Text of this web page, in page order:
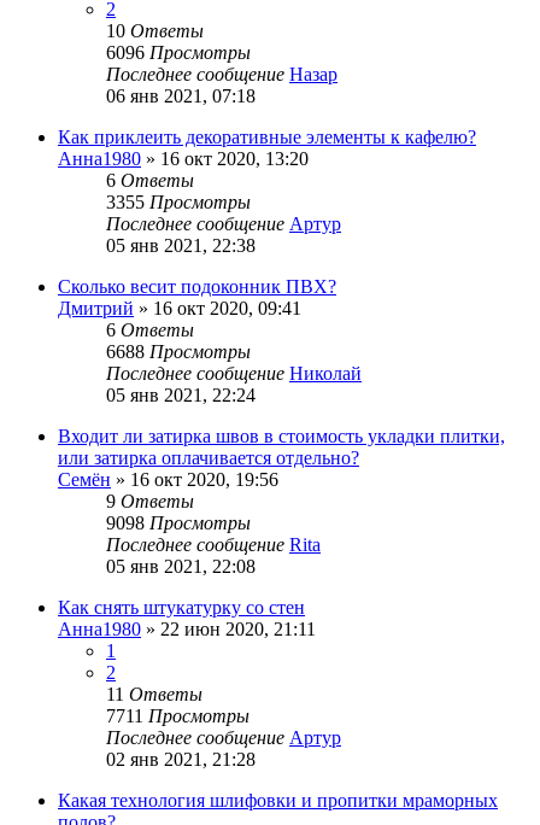
2
10 Ответы
6096 Просмотры
Последнее сообщение Назар
06 янв 2021, 07:18
Как приклеить декоративные элементы к кафелю?
Анна1980 » 16 окт 2020, 13:20
6 Ответы
3355 Просмотры
Последнее сообщение Артур
05 янв 2021, 22:38
Сколько весит подоконник ПВХ?
Дмитрий » 16 окт 2020, 09:41
6 Ответы
6688 Просмотры
Последнее сообщение Николай
05 янв 2021, 22:24
Входит ли затирка швов в стоимость укладки плитки,
или затирка оплачивается отдельно?
Семён » 16 окт 2020, 19:56
9 Ответы
9098 Просмотры
Последнее сообщение Rita
05 янв 2021, 22:08
Как снять штукатурку со стен
Анна1980 » 22 июн 2020, 21:11
1
2
11 Ответы
7711 Просмотры
Последнее сообщение Артур
02 янв 2021, 21:28
Какая технология шлифовки и пропитки мраморных